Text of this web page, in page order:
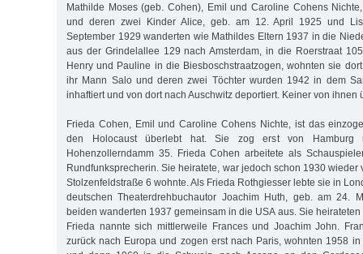
Mathilde Moses (geb. Cohen), Emil und Caroline Cohens
und deren zwei Kinder Alice, geb. am 12. April 1925 und
September 1929 wanderten wie Mathildes Eltern 1937 in die
aus der Grindelallee 129 nach Amsterdam, in die Roerstraat
Henry und Pauline in die Biesboschstraatzogen, wohnten sie
ihr Mann Salo und deren zwei Töchter wurden 1942 in dem
inhaftiert und von dort nach Auschwitz deportiert. Keiner von ihnen
Frieda Cohen, Emil und Caroline Cohens Nichte, ist das
den Holocaust überlebt hat. Sie zog erst von
Hohenzollerndamm 35. Frieda Cohen arbeitete als
Rundfunksprecherin. Sie heiratete, war jedoch schon 1930 wieder
Stolzenfeldstraße 6 wohnte. Als Frieda Rothgiesser lebte sie in
deutschen Theaterdrehbuchautor Joachim Huth, geb. am 24.
beiden wanderten 1937 gemeinsam in die USA aus. Sie
Frieda nannte sich mittlerweile Frances und Joachim John.
zurück nach Europa und zogen erst nach Paris, wohnten 1958